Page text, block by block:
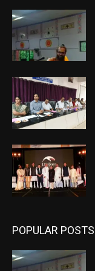
POPULAR POSTS